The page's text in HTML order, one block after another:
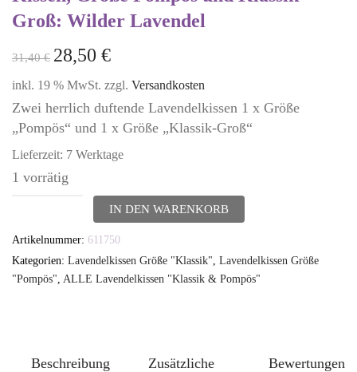
Groß: Wilder Lavendel
31,40€ 28,50 €
inkl. 19 % MwSt. zzgl. Versandkosten
Zwei herrlich duftende Lavendelkissen 1 x Größe
„Pompös“ und 1 x Größe „Klassik-Groß“
Lieferzeit: 7 Werktage
1 vorrätig
2er-
Set
IN DEN WARENKORB
Artikelnummer: 611750
Kategorien: Lavendelkissen Größe "Klassik" Lavendelkissen Größe
"Pompös" ALLE Lavendelkissen "Klassik & Pompös"
Beschreibung
Zusätzliche
Bewertungen